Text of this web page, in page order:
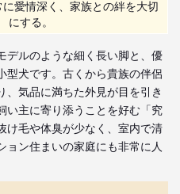
愛情深く、家族との絆を大切
にする。
デルのような細く長い脚と、優
型犬です。古くから貴族の伴侶
気品に満ちた外見が目を引き
い主に寄り添うことを好む「究
け毛や体臭が少なく、室内で清
ン住まいの家庭にも非常に人